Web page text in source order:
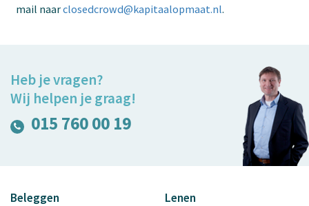
mail naarclosedcrowd@kapitaalopmaat.nl.
Heb je vragen?
Wij helpen je graag!
015 760 00 19
Beleggen Lenen